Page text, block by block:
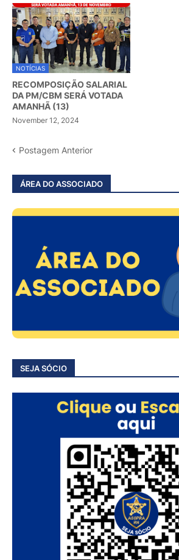
NOTÍCIAS
RECOMPOSIÇÃO SALARIAL
DA PM/CBM SERÁ VOTADA
AMANHÃ (13)
November 12, 2024
Postagem Anterior
ÁREA DO ASSOCIADO
SEJA SÓCIO